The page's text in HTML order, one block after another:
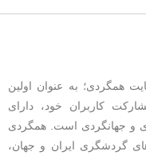
همگردی؛ به عنوان اولین
کاربران خود، دارای
و جهانگردی است. همگردی
گردشگری ایران و جهان،